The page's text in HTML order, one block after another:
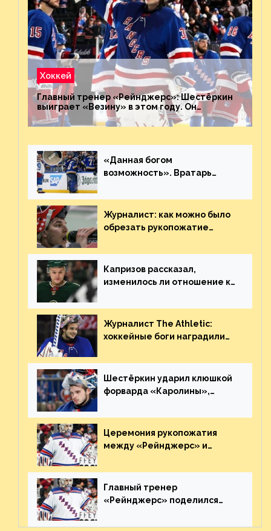
Хоккей
Главный тренер «Рейнджерс»: Шестёркин
выиграет «Везину» в этом году. Он
невероятен
«Данная богом
возможность». Вратарь
броске бутылкой в Кадри
Журналист: как можно было
обрезать рукопожатие
Плохая работа, ESPN
Капризов рассказал,
изменилось ли отношение к
Украине
Журналист The Athletic:
хоккейные боги наградили
великолепную игру
Шестёркин ударил клюшкой
форварда «Каролины»,
пятаке. Видео
Церемония рукопожатия
между «Рейнджерс» и
матча плей-офф. Видео
Главный тренер
«Рейнджерс» поделился
предстоящего финала